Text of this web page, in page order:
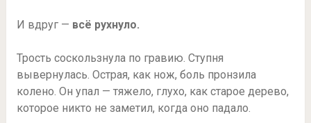
И вдруг — всё рухнуло.
Трость соскользнула по гравию. Ступня
вывернулась. Острая, как нож, боль пронзила
колено. Он упал — тяжело, глухо, как старое дерево,
которое никто не заметил, когда оно падало.